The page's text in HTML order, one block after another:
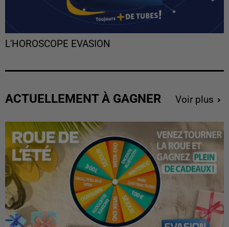
L'HOROSCOPE EVASION
ACTUELLEMENT À GAGNER Voir plus